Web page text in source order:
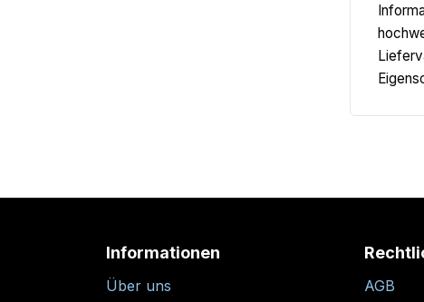
Informationen
Über uns
AGB